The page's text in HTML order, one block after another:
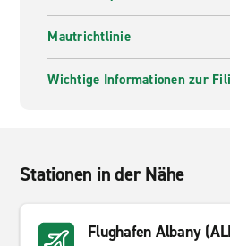
Mautrichtlinie
Wichtige Informationen zur
Stationen in der Nähe
Flughafen Albany